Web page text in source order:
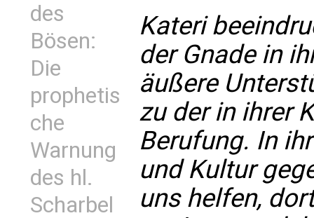
des
Bösen:
Die
prophetis
che
Warnung
des hl.
Scharbel
Kateri
der Gnade in
äußere
zu der in ihrer
Berufung. In
und Kultur
uns helfen,